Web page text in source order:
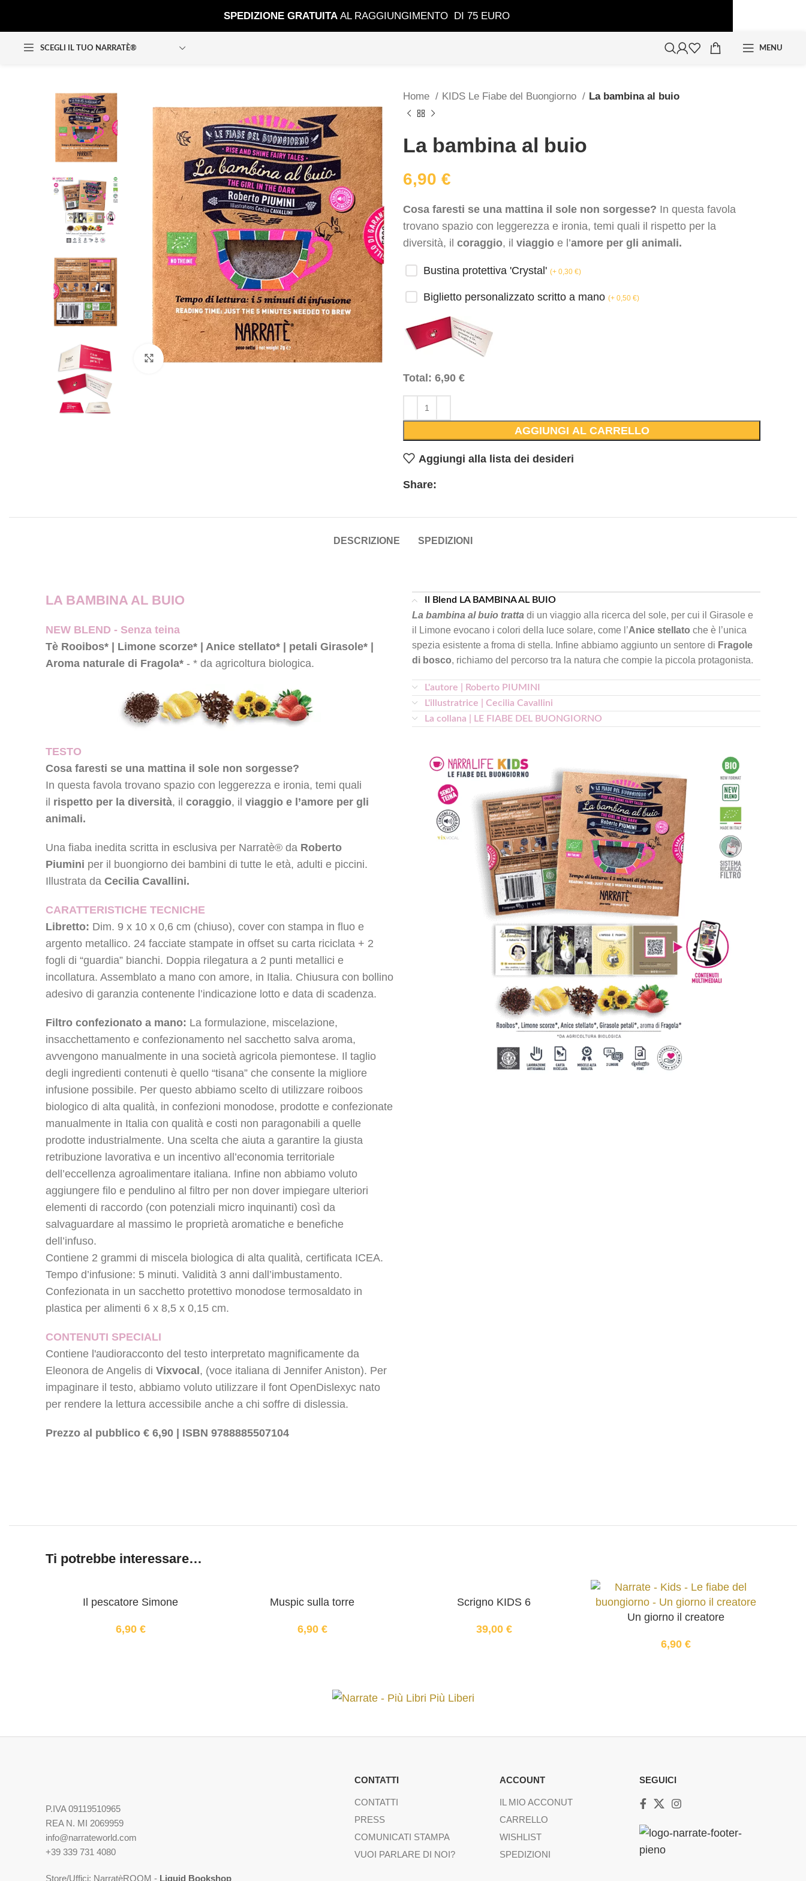
SCEGLI IL TUO NARRATÈ® MENU
Clicca per ingrandire
Home KIDS Le Fiabe del Buongiorno La bambina al buio
La bambina al buio
6,90 €
Cosa faresti se una mattina il sole non sorgesse? In questa favola
trovano spazio con leggerezza e ironia, temi quali il rispetto per la
diversità, il coraggio, il viaggio e l’amore per gli animali.
Bustina protettiva 'Crystal' (+ 0,30 €)
Biglietto personalizzato scritto a mano (+ 0,50 €)
Total: 6,90 €
AGGIUNGI AL CARRELLO
Aggiungi alla lista dei desideri
Share:
DESCRIZIONE SPEDIZIONI
LA BAMBINA AL BUIO
NEW BLEND - Senza teina
Tè Rooibos* | Limone scorze* | Anice stellato* | petali Girasole* |
Aroma naturale di Fragola* - * da agricoltura biologica.
TESTO
Cosa faresti se una mattina il sole non sorgesse?
In questa favola trovano spazio con leggerezza e ironia, temi quali
il rispetto per la diversità, il coraggio, il viaggio e l’amore per gli
animali.
Una fiaba inedita scritta in esclusiva per Narratè® da Roberto
Piumini per il buongiorno dei bambini di tutte le età, adulti e piccini.
Illustrata da Cecilia Cavallini.
CARATTERISTICHE TECNICHE
Libretto: Dim. 9 x 10 x 0,6 cm (chiuso), cover con stampa in fluo e
argento metallico. 24 facciate stampate in offset su carta riciclata + 2
fogli di “guardia” bianchi. Doppia rilegatura a 2 punti metallici e
incollatura. Assemblato a mano con amore, in Italia. Chiusura con bollino
adesivo di garanzia contenente l’indicazione lotto e data di scadenza.
Filtro confezionato a mano: La formulazione, miscelazione,
insacchettamento e confezionamento nel sacchetto salva aroma,
avvengono manualmente in una società agricola piemontese. Il taglio
degli ingredienti contenuti è quello “tisana” che consente la migliore
infusione possibile. Per questo abbiamo scelto di utilizzare roiboos
biologico di alta qualità, in confezioni monodose, prodotte e confezionate
manualmente in Italia con qualità e costi non paragonabili a quelle
prodotte industrialmente. Una scelta che aiuta a garantire la giusta
retribuzione lavorativa e un incentivo all’economia territoriale
dell’eccellenza agroalimentare italiana. Infine non abbiamo voluto
aggiungere filo e pendulino al filtro per non dover impiegare ulteriori
elementi di raccordo (con potenziali micro inquinanti) così da
salvaguardare al massimo le proprietà aromatiche e benefiche
dell’infuso.
Contiene 2 grammi di miscela biologica di alta qualità, certificata ICEA.
Tempo d’infusione: 5 minuti. Validità 3 anni dall’imbustamento.
Confezionata in un sacchetto protettivo monodose termosaldato in
plastica per alimenti 6 x 8,5 x 0,15 cm.
CONTENUTI SPECIALI
Contiene l'audioracconto del testo interpretato magnificamente da
Eleonora de Angelis di Vixvocal , (voce italiana di Jennifer Aniston). Per
impaginare il testo, abbiamo voluto utilizzare il font OpenDislexyc nato
per rendere la lettura accessibile anche a chi soffre di dislessia.
Prezzo al pubblico € 6,90 | ISBN 9788885507104
Il Blend LA BAMBINA AL BUIO
La bambina al buio tratta di un viaggio alla ricerca del sole, per cui il Girasole e
il Limone evocano i colori della luce solare, come l’Anice stellato che è l’unica
spezia esistente a froma di stella. Infine abbiamo aggiunto un sentore di Fragole
di bosco, richiamo del percorso tra la natura che compie la piccola protagonista.
L'autore | Roberto PIUMINI
L'illustratrice | Cecilia Cavallini
La collana | LE FIABE DEL BUONGIORNO
Ti potrebbe interessare…
Il pescatore Simone
6,90 €
Muspic sulla torre
6,90 €
Scrigno KIDS 6
39,00 €
Un giorno il creatore
6,90 €
P.IVA 09119510965
REA N. MI 2069959
info@narrateworld.com
+39 339 731 4080
Store/Uffici: NarratèROOM - Liquid Bookshop
CONTATTI
CONTATTI
PRESS
COMUNICATI STAMPA
VUOI PARLARE DI NOI?
ACCOUNT
IL MIO ACCONUT
CARRELLO
WISHLIST
SPEDIZIONI
SEGUICI
SPEDIZIONE GRATUITA AL RAGGIUNGIMENTO DI 75 EURO